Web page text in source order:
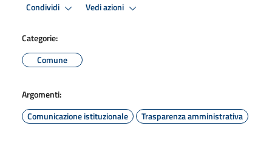
Condividi Vedi azioni
Categorie:
Comune
Argomenti:
Comunicazione istituzionale
Trasparenza amministrativa